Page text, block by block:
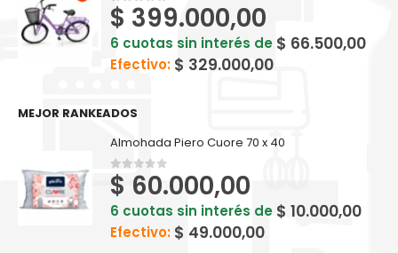
0out of 5
$ 399.000,00
6 cuotas sin interés de $ 66.500,00
Efectivo: $ 329.000,00
MEJOR RANKEADOS
Almohada Piero Cuore 70 x 40
0out of 5
$ 60.000,00
6 cuotas sin interés de $ 10.000,00
Efectivo: $ 49.000,00